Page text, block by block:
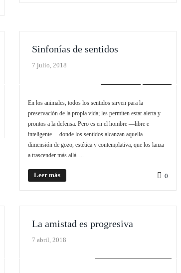
Sinfonías de sentidos
7 julio, 2018
En los animales, todos los sentidos sirven para la
preservación de la propia vida; les permiten estar alerta y
prontos a la defensa. Pero es en el hombre —libre e
inteligente— donde los sentidos alcanzan aquella
dimensión de gozo, estética y contemplativa, que los lanza
a trascender más allá. ...
Leer más 0
La amistad es progresiva
7 abril, 2018